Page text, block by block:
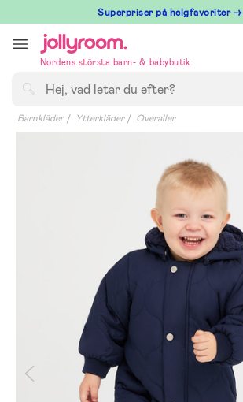
till
innehållet
Superpriser på helgfavoriter →
Nordens största barn- & babybutik
Barnkläder Ytterkläder Overaller